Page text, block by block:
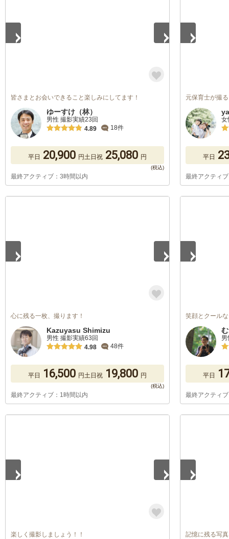
皆さまとお会いできること楽しみにしてます！
ゆーすけ（林）
男性 撮影実績23回
4.89
18件
平日 20,900 円土日祝 25,080 円
最終アクティブ：3時間以内
元保育士が撮
女
平日
最終アクティ
心に残る一枚、撮ります！
Kazuyasu Shimizu
男性 撮影実績63回
4.98
48件
平日 16,500 円土日祝 19,800 円
最終アクティブ：1時間以内
笑顔とクール
平日
最終アクティ
楽しく撮影しましょう！！ 記憶に残る写